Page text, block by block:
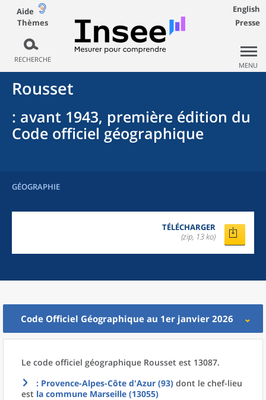
Aide
Thèmes
RECHERCHE
English
Presse
MENU
Rousset
: avant 1943, première édition du
Code officiel géographique
GÉOGRAPHIE
TÉLÉCHARGER
(zip, 13 ko)
Code Officiel Géographique au 1er janvier 2026
Le code officiel géographique Rousset est 13087.
: Provence-Alpes-Côte d'Azur (93) dont le chef-lieu
est la commune Marseille (13055)